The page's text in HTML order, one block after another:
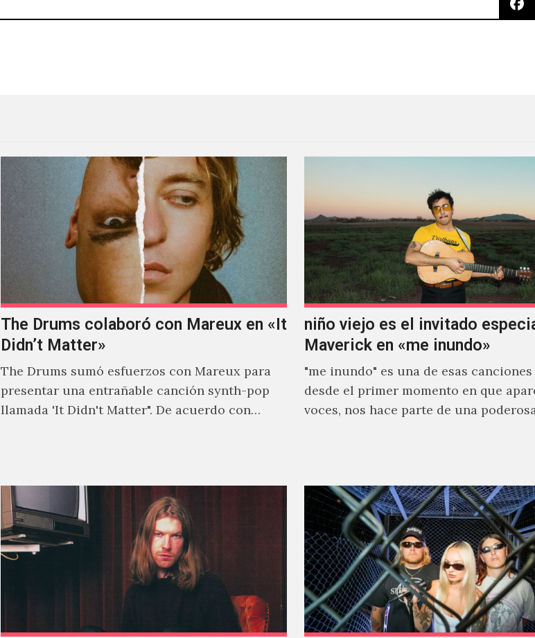
The Drums colaboró con Mareux en «It
Didn’t Matter»
The Drums sumó esfuerzos con Mareux para
presentar una entrañable canción synth-pop
llamada 'It Didn't Matter". De acuerdo con
niño viejo es el invitado
Maverick en «me inundo»
"me inundo" es una de esas canciones
desde el primer momento en que
voces, nos hace parte de una